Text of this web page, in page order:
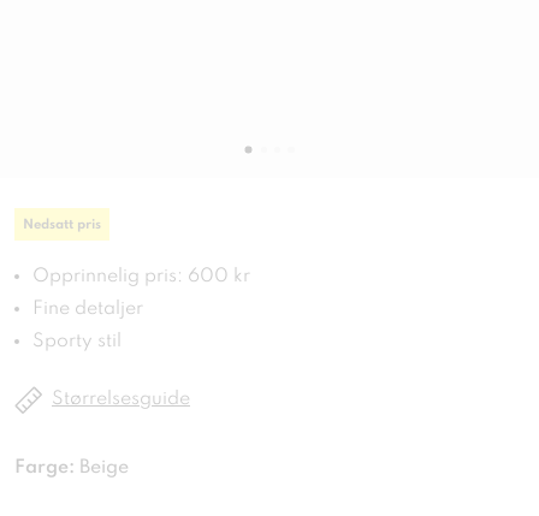
Nedsatt pris
Opprinnelig pris: 600 kr
Fine detaljer
Sporty stil
Størrelsesguide
Farge: Beige